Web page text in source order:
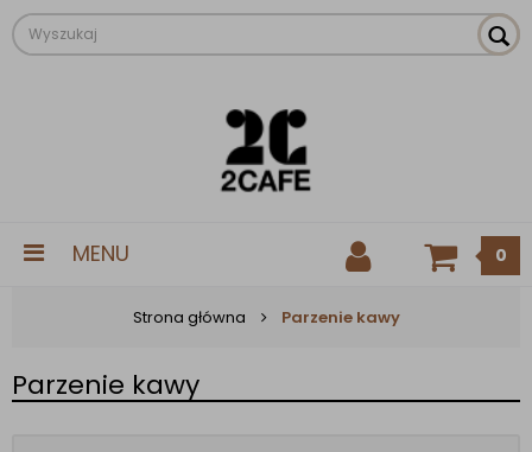
MENU 0
Strona główna Parzenie kawy
Parzenie kawy